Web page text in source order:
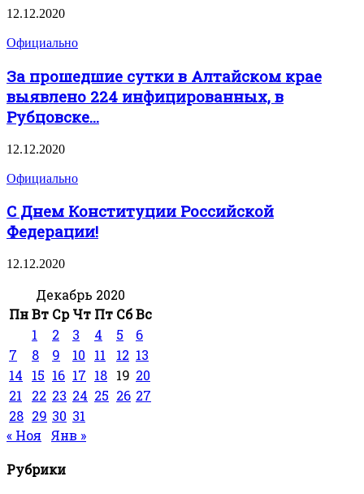
12.12.2020
Официально
За прошедшие сутки в Алтайском крае
выявлено 224 инфицированных, в
Рубцовске...
12.12.2020
Официально
С Днем Конституции Российской
Федерации!
12.12.2020
Декабрь 2020
ПнВт Ср Чт Пт СбВс
1
2 3 4 5
6
7
8 9 10 11 12 13
14
15 16 17 18 19 20
21
22 23 24 25 26 27
28 29 30 31
« Ноя
Янв »
Рубрики